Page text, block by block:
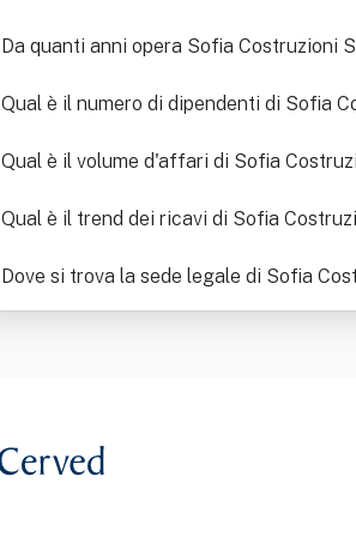
Da quanti anni opera Sofia Costruzioni
Qual è il numero di dipendenti di Sofia
Qual è il volume d'affari di Sofia
Qual è il trend dei ricavi di Sofia
Dove si trova la sede legale di Sofia